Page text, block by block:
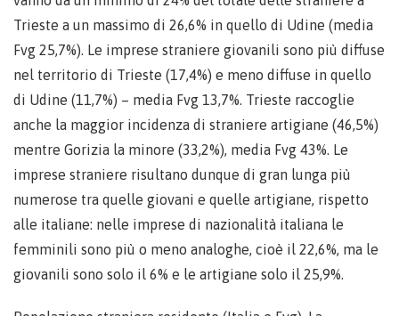
Trieste a un massimo di 26,6% in quello di Udine (media
Fvg 25,7%). Le imprese straniere giovanili sono più diffuse
nel territorio di Trieste (17,4%) e meno diffuse in quello
di Udine (11,7%) – media Fvg 13,7%. Trieste raccoglie
anche la maggior incidenza di straniere artigiane (46,5%)
mentre Gorizia la minore (33,2%), media Fvg 43%. Le
imprese straniere risultano dunque di gran lunga più
numerose tra quelle giovani e quelle artigiane, rispetto
alle italiane: nelle imprese di nazionalità italiana le
femminili sono più o meno analoghe, cioè il 22,6%, ma le
giovanili sono solo il 6% e le artigiane solo il 25,9%.